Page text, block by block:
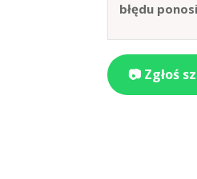
błędu
📷 Zgłoś